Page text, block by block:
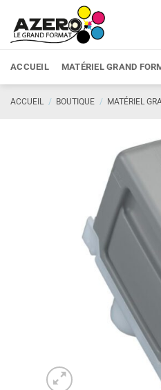
contenu
ACCUEIL MATÉRIEL GRAND
ACCUEIL / BOUTIQUE / MATÉRIEL